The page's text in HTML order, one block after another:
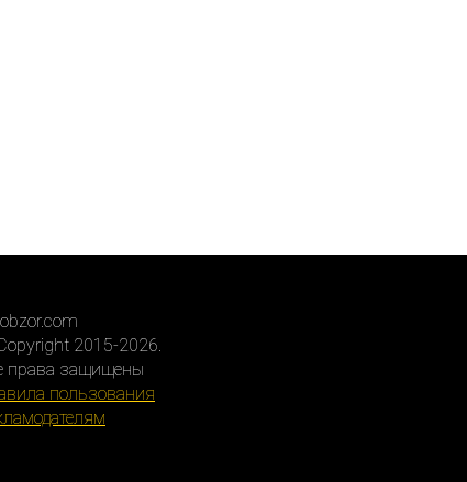
2015-2026.
права защищены
пользования